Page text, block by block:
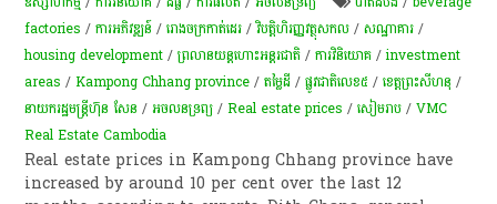
factories /ការអភិវឌ្ឍន៍ /រោងចក្រកាត់ដេរ /វិបត្តិហិរញ្ញវត្ថុសកល /សណ្ឋាគារ /
housing development /ព្រលាន​យន្តហោះ​អន្តរជាតិ​ /ការវិនិយោគ /investment
areas /Kampong Chhang province /តម្លៃដី /ផ្លូវ​​​ជាតិ​​​លេខ​​​៥​ /ខេត្តព្រះសីហនុ /
នាយករដ្ឋមន្ត្រីហ៊ុន សែន /​អចលនទ្រព្យ​ /Real estate prices /សៀមរាប /VMC
Real Estate Cambodia
Real estate prices in Kampong Chhang province have
increased by around 10 per cent over the last 12